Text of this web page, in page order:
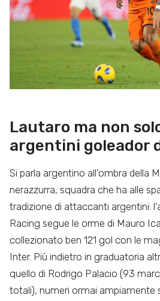
Lautaro ma non
argentini goleador
Si parla argentino all’ombra della
nerazzurra, squadra che ha alle
tradizione di attaccanti argentini:
Racing segue le orme di Mauro
collezionato ben 121 gol con le
Inter. Più indietro in graduatoria
quello di Rodrigo Palacio (93
totali), numeri ormai ampiamente